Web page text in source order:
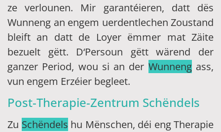
ze verlounen. Mir garantéieren, datt dës
Wunneng an engem uerdentlechen Zoustand
bleift an datt de Loyer ëmmer mat Zäite
bezuelt gëtt. D‘Persoun gëtt wärend der
ganzer Period, wou si an der Wunnengass,
vun engem Erzéier begleet.
Post-Therapie-Zentrum Schëndels
Zu Schëndels hu Mënschen, déi eng Therapie